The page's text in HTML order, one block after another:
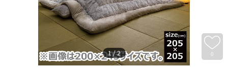
0
1/2